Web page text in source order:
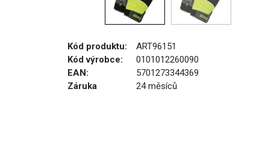
Kód produktu:
ART96151
Kód výrobce:
0101012260090
EAN:
5701273344369
Záruka
24 měsíců